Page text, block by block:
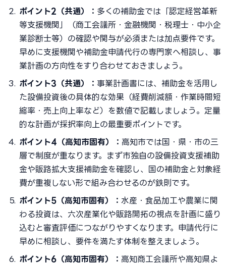
ポイント2（共通）： 多くの補助金では「認定経営革新
等支援機関」（商工会議所・金融機関・税理士・中小企
業診断士等）の確認や関与が必須または加点要件です。
早めに支援機関や補助金申請代行の専門家へ相談し、事
業計画の方向性をすり合わせておきましょう。
ポイント3（共通）： 事業計画書には、補助金を活用し
た設備投資後の具体的な効果（経費削減額・作業時間短
縮率・売上向上率など）を数値で記載しましょう。定量
的な計画が採択率向上の最重要ポイントです。
ポイント4（高知市固有）： 高知市では国・県・市の三
層で制度が重なります。まず市独自の設備投資支援補助
金や販路拡大支援補助金を確認し、国の補助金と対象経
費が重複しない形で組み合わせるのが鉄則です。
ポイント5（高知市固有）： 水産・食品加工や農業に関
わる投資は、六次産業化や販路開拓の視点を計画に盛り
込むと審査評価につながりやすくなります。申請代行に
早めに相談し、要件を満たす体制を整えましょう。
ポイント6（高知市固有）： 高知商工会議所や高知県よ